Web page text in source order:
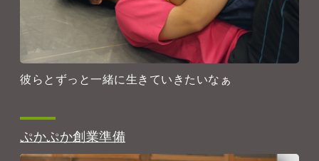
彼らとずっと一緒に生きていきたいなぁ
ぷかぷか創業準備